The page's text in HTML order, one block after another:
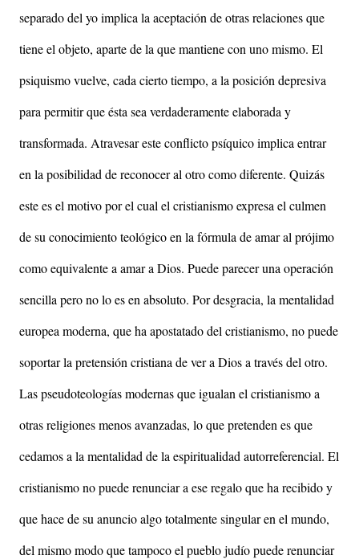
separado del yo implica la aceptación de otras relaciones que
tiene el objeto, aparte de la que mantiene con uno mismo. El
psiquismo vuelve, cada cierto tiempo, a la posición depresiva
para permitir que ésta sea verdaderamente elaborada y
transformada. Atravesar este conflicto psíquico implica entrar
en la posibilidad de reconocer al otro como diferente. Quizás
este es el motivo por el cual el cristianismo expresa el culmen
de su conocimiento teológico en la fórmula de amar al prójimo
como equivalente a amar a Dios. Puede parecer una operación
sencilla pero no lo es en absoluto. Por desgracia, la mentalidad
europea moderna, que ha apostatado del cristianismo, no puede
soportar la pretensión cristiana de ver a Dios a través del otro.
Las pseudoteologías modernas que igualan el cristianismo a
otras religiones menos avanzadas, lo que pretenden es que
cedamos a la mentalidad de la espiritualidad autorreferencial. El
cristianismo no puede renunciar a ese regalo que ha recibido y
que hace de su anuncio algo totalmente singular en el mundo,
del mismo modo que tampoco el pueblo judío puede renunciar